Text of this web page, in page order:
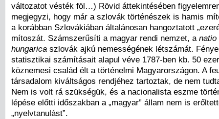
változatot vésték föl…) Rövid áttekintésében
megjegyzi, hogy már a szlovák történészek is hamis
a korábban Szlovákiában általánosan hangoztatott
mítoszát. Számszerűsíti a magyar rendi nemzet, a natio
hungarica szlovák ajkú nemességének létszámát.
statisztikai számításait alapul véve 1787-ben kb. 50
köznemesi család élt a történelmi Magyarországon. A
társadalom kiváltságos rendjéhez tartoztak, de nem
Nem is volt rá szükségük, és a nacionalista eszme
lépése előtti időszakban a „magyar” állam nem is
„nyelvtanulást”.